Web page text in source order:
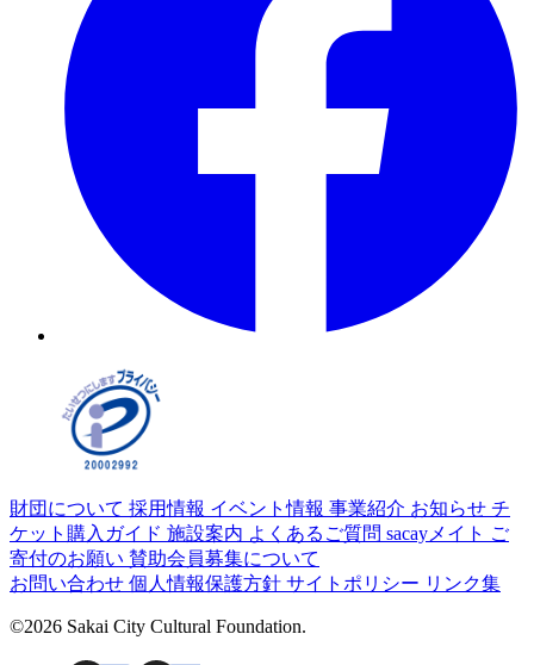
財団について 採用情報 イベント情報 事業紹介 お知らせ チ
ケット購入ガイド 施設案内 よくあるご質問 sacayメイト ご
寄付のお願い 賛助会員募集について
お問い合わせ 個人情報保護方針 サイトポリシー リンク集
©2026 Sakai City Cultural Foundation.